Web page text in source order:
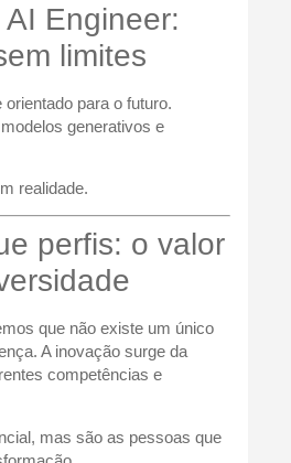
Engineer:
limites
para o futuro.
generativos e
realidade.
perfis: o valor
que não existe um único
A inovação surge da
competências e
mas são as pessoas que